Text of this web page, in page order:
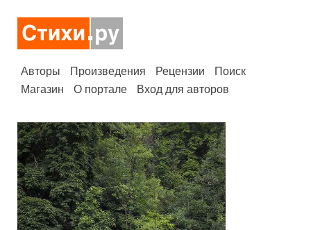
Авторы Произведения Рецензии
Поиск
Магазин
О портале Вход для авторов